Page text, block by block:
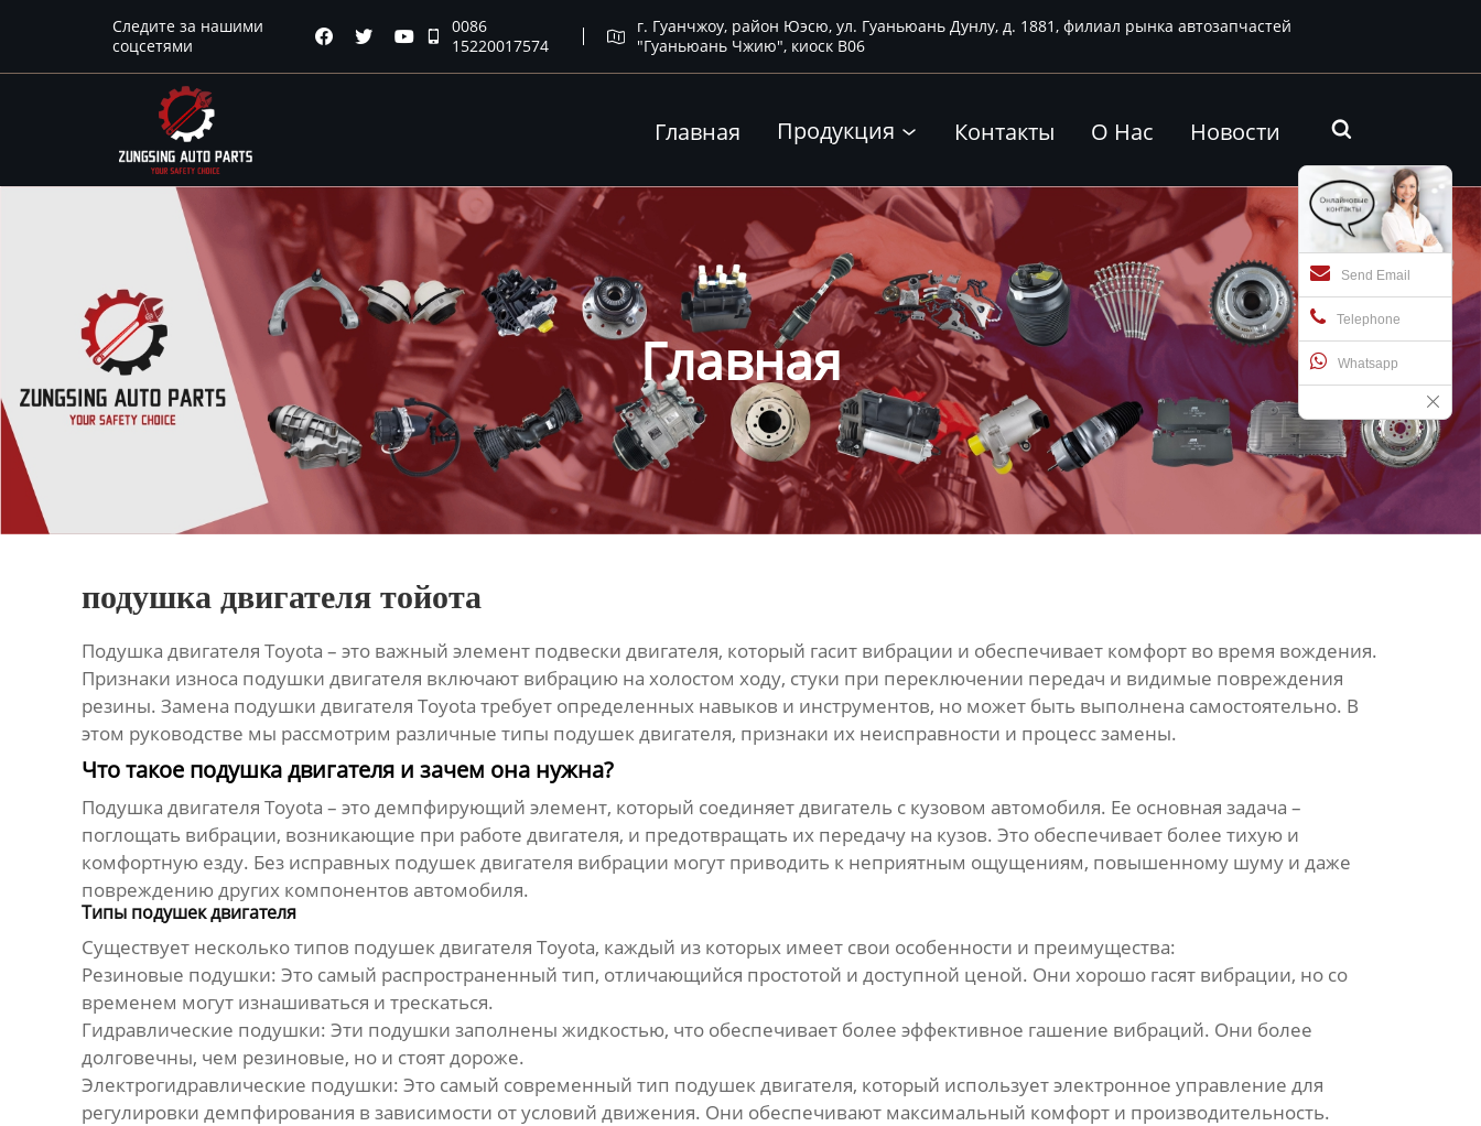
Следите за нашими
соцсетями
   
0086
15220017574

г. Гуанчжоу, район Юэсю, ул. Гуаньюань Дунлу, д. 1881, филиал рынка автозапчастей
"Гуаньюань Чжию", киоск B06
Главная Продукция  Контакты О Нас Новости 
Send Email
Telephone
Whatsapp
Главная
подушка двигателя тойота
Подушка двигателя Toyota – это важный элемент подвески двигателя, который гасит вибрации и обеспечивает комфорт во время вождения.
Признаки износа подушки двигателя включают вибрацию на холостом ходу, стуки при переключении передач и видимые повреждения
резины. Замена подушки двигателя Toyota требует определенных навыков и инструментов, но может быть выполнена самостоятельно. В
этом руководстве мы рассмотрим различные типы подушек двигателя, признаки их неисправности и процесс замены.
Что такое подушка двигателя и зачем она нужна?
Подушка двигателя Toyota – это демпфирующий элемент, который соединяет двигатель с кузовом автомобиля. Ее основная задача –
поглощать вибрации, возникающие при работе двигателя, и предотвращать их передачу на кузов. Это обеспечивает более тихую и
комфортную езду. Без исправных подушек двигателя вибрации могут приводить к неприятным ощущениям, повышенному шуму и даже
повреждению других компонентов автомобиля.
Типы подушек двигателя
Существует несколько типов подушек двигателя Toyota, каждый из которых имеет свои особенности и преимущества:
Резиновые подушки: Это самый распространенный тип, отличающийся простотой и доступной ценой. Они хорошо гасят вибрации, но со
временем могут изнашиваться и трескаться.
Гидравлические подушки: Эти подушки заполнены жидкостью, что обеспечивает более эффективное гашение вибраций. Они более
долговечны, чем резиновые, но и стоят дороже.
Электрогидравлические подушки: Это самый современный тип подушек двигателя, который использует электронное управление для
регулировки демпфирования в зависимости от условий движения. Они обеспечивают максимальный комфорт и производительность.